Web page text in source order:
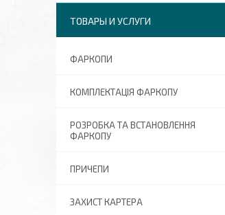
ТОВАРЫ И УСЛУГИ
ФАРКОПИ
КОМПЛЕКТАЦІЯ ФАРКОПУ
РОЗРОБКА ТА ВСТАНОВЛЕННЯ
ФАРКОПУ
ПРИЧЕПИ
ЗАХИСТ КАРТЕРА